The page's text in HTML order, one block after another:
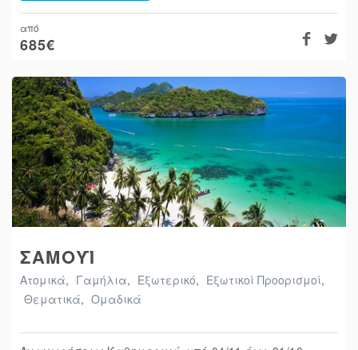
από
685€
ΣΑΜΟΥΪ
Ατομικά, Γαμήλια, Εξωτερικό, Εξωτικοί Προορισμοί,
Θεματικά, Ομαδικά